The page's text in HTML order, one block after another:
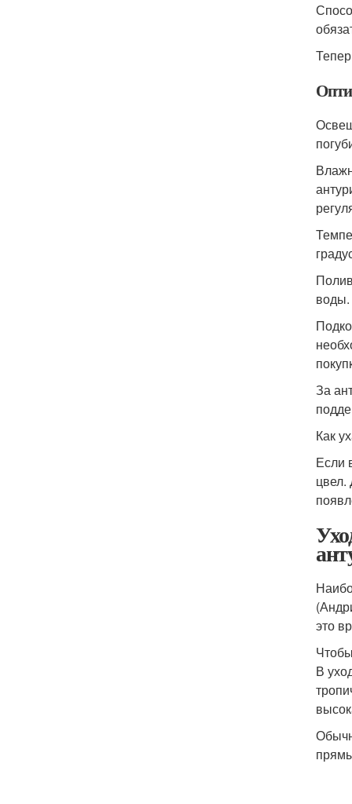
воды.
За
Как
Если
цвел.
это
В